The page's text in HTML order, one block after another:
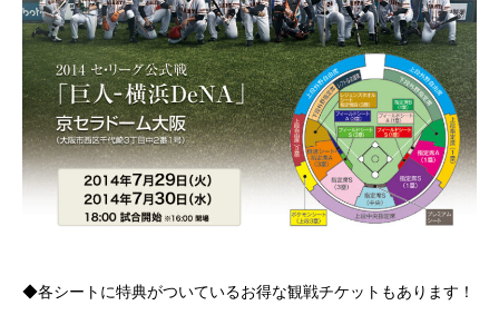
◆各シートに特典がついているお得な観戦チケットもあります！